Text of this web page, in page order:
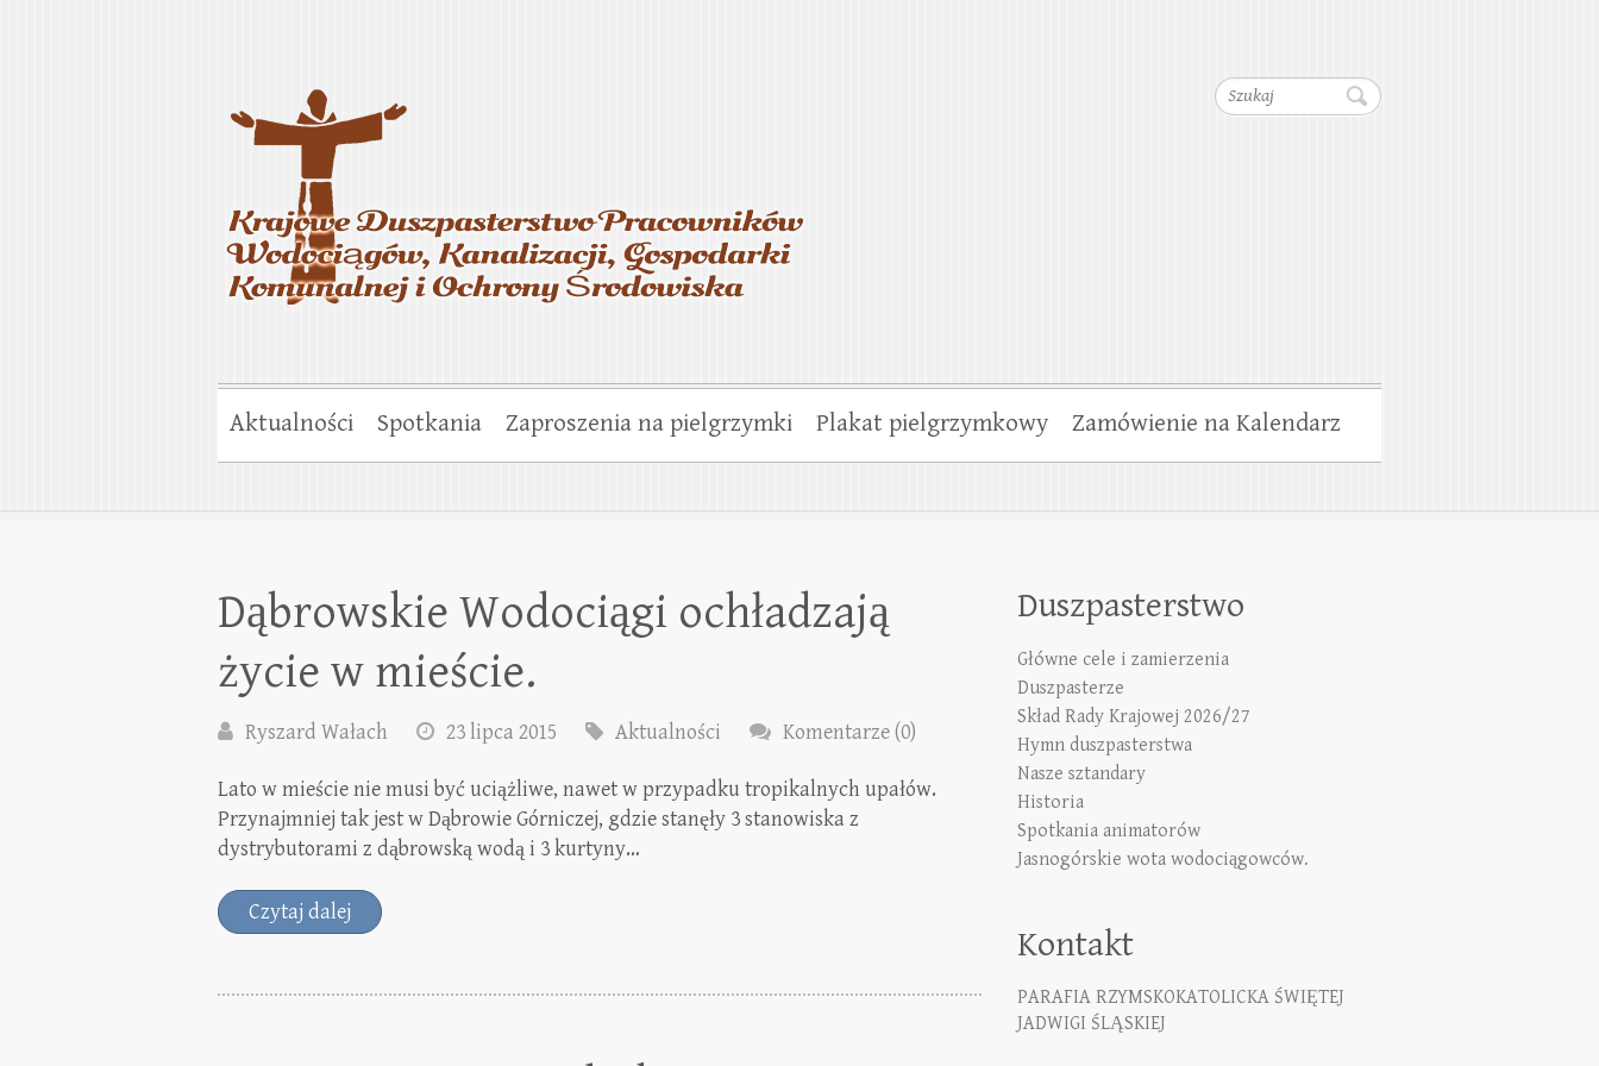
Szukaj
Krajowe Duszpasterstwo Pracowników Wodociągów, Kanalizacji,
Gospodarki Komunalnej i Ochrony Środowiska
Aktualności Spotkania Zaproszenia na pielgrzymki Plakat pielgrzymkowy Zamówienie na Kalendarz
Dąbrowskie Wodociągi ochładzają
życie w mieście.
Ryszard Wałach 23 lipca 2015 Aktualności Komentarze (0)
Lato w mieście nie musi być uciążliwe, nawet w przypadku tropikalnych upałów.
Przynajmniej tak jest w Dąbrowie Górniczej, gdzie stanęły 3 stanowiska z
dystrybutorami z dąbrowską wodą i 3 kurtyny…
Czytaj dalej
Duszpasterstwo
Główne cele i zamierzenia
Duszpasterze
Skład Rady Krajowej 2026/27
Hymn duszpasterstwa
Nasze sztandary
Historia
Spotkania animatorów
Jasnogórskie wota wodociągowców.
Kontakt
PARAFIA RZYMSKOKATOLICKA ŚWIĘTEJ
JADWIGI ŚLĄSKIEJ